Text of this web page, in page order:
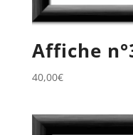
Affiche
40,00€